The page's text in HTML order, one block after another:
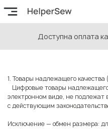
Доступна оплата
Возврат и обмен
1. Товары надлежащего
Цифровые товары
электронном виде, не подлежат
с действующим
Исключение — обмен размера: